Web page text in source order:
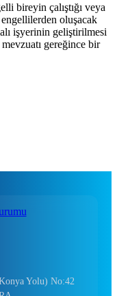
bireyin çalıştığı veya
engellilerden oluşacak
işyerinin geliştirilmesi
gereğince bir
Yolu) No:42